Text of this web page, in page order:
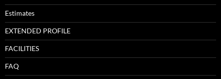
Estimates
EXTENDED PROFILE
FACILITIES
FAQ